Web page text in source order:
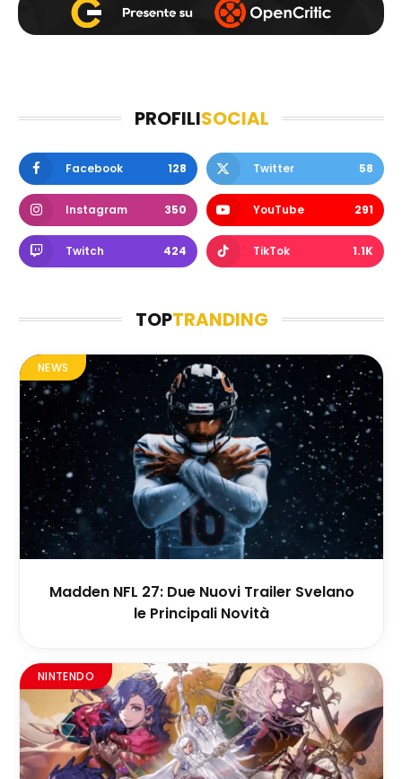
PROFILISOCIAL
Facebook 128 Twitter 58
Instagram 350 YouTube 291
Twitch 424 TikTok 1.1K
TOPTRANDING
NEWS
Madden NFL 27: Due Nuovi Trailer Svelano
le Principali Novità
NINTENDO